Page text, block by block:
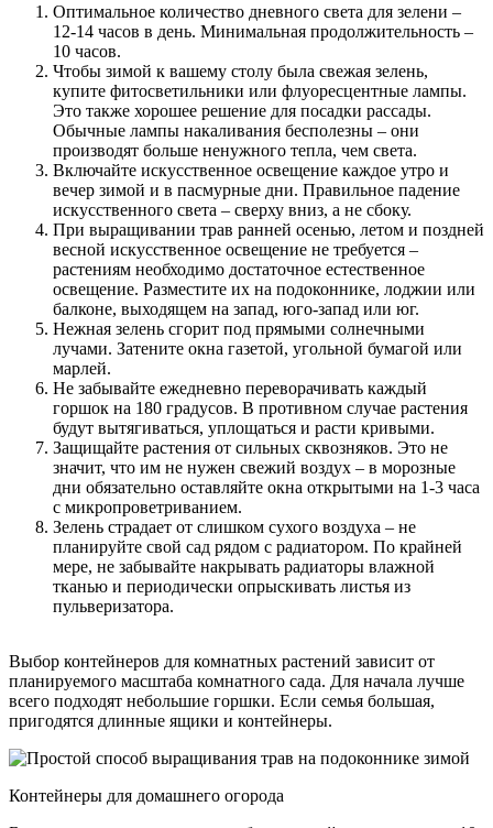
Оптимальное количество дневного света для зелени –
12-14 часов в день. Минимальная продолжительность –
10 часов.
Чтобы зимой к вашему столу была свежая зелень,
купите фитосветильники или флуоресцентные лампы.
Это также хорошее решение для посадки рассады.
Обычные лампы накаливания бесполезны – они
производят больше ненужного тепла, чем света.
Включайте искусственное освещение каждое утро и
вечер зимой и в пасмурные дни. Правильное падение
искусственного света – сверху вниз, а не сбоку.
При выращивании трав ранней осенью, летом и поздней
весной искусственное освещение не требуется –
растениям необходимо достаточное естественное
освещение. Разместите их на подоконнике, лоджии или
балконе, выходящем на запад, юго-запад или юг.
Нежная зелень сгорит под прямыми солнечными
лучами. Затените окна газетой, угольной бумагой или
марлей.
Не забывайте ежедневно переворачивать каждый
горшок на 180 градусов. В противном случае растения
будут вытягиваться, уплощаться и расти кривыми.
Защищайте растения от сильных сквозняков. Это не
значит, что им не нужен свежий воздух – в морозные
дни обязательно оставляйте окна открытыми на 1-3 часа
с микропроветриванием.
Зелень страдает от слишком сухого воздуха – не
планируйте свой сад рядом с радиатором. По крайней
мере, не забывайте накрывать радиаторы влажной
тканью и периодически опрыскивать листья из
пульверизатора.
Выбор контейнеров для комнатных растений зависит от
планируемого масштаба комнатного сада. Для начала лучше
всего подходят небольшие горшки. Если семья большая,
пригодятся длинные ящики и контейнеры.
Контейнеры для домашнего огорода